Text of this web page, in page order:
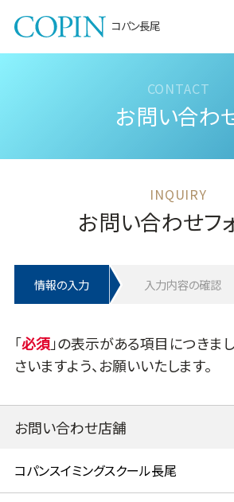
コパン長尾
お問い合わ
お問い合わせフ
情報の入力 入力内容の確認
「
」の表示がある項目につきま
さいますよう、お願いいたします。
お問い合わせ店舗